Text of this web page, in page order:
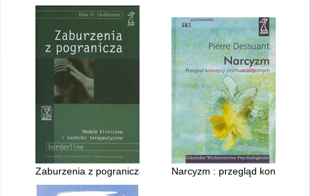
Zaburzenia z pogranicza Narcyzm : przegląd koncepcji